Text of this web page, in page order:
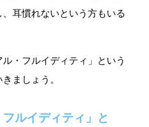
耳慣れないという方もいる
・フルイディティ」という
ましょう。
フルイディティ」と